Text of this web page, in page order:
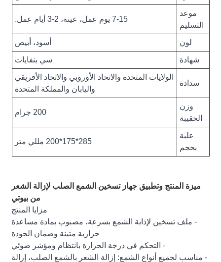
موعد
التسليم
7-15 يوم عمل، عينة، 2-3 أيام عمل.
لون أسود، أبيض
شهادة سي بنفايات
سدادة
الولايات المتحدة والاتحاد الأوروبي والاتحاد الأفريقي
واليابان والمملكة المتحدة
وزن
الحقيبة
200 جرام
علبة
بحجم
285*175*200 مللي متر
ميزة المنتج وتطبيق جهاز تسخين الشمع الصلب لإزالة الشعر
من بيوتي
مزايا المنتج
- ملف تسخين لإذابة الشمع بسرعة، مصبوب بمادة مساعدة
حرارية متينة وضمان الجودة
- التحكم في درجة الحرارة بانتظام ومؤشر ضوئي
- مناسب لجميع أنواع الشمع: إزالة الشعر بالشمع الصلب، إزالة